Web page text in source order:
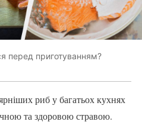
перед приготуванням?
риб у багатьох кухнях
та здоровою стравою.